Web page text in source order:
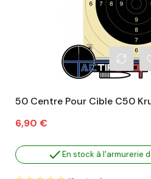
50 Centre Pour Cible C50
Prix
6,90 €
En stock à l'armurerie